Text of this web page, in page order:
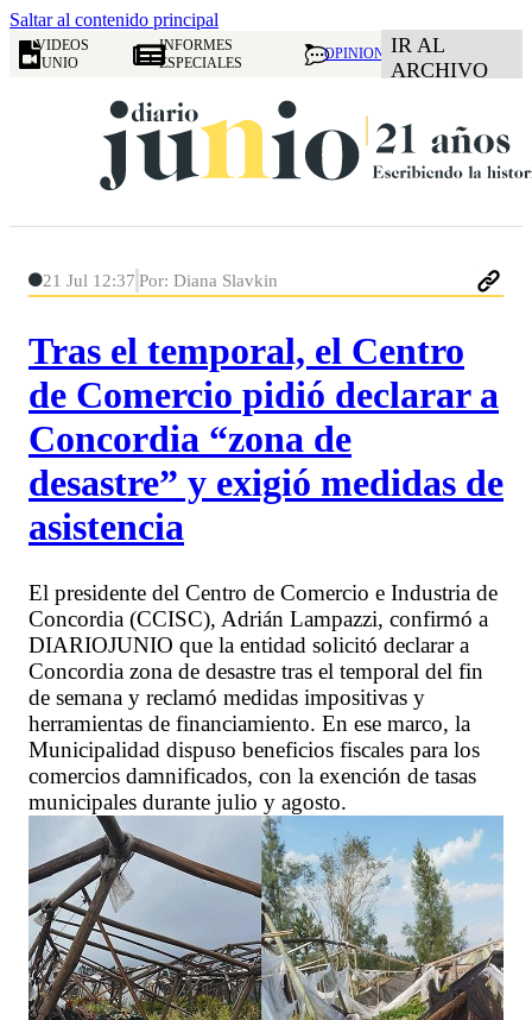
Saltar al contenido principal
VIDEOS
JUNIO
INFORMES
ESPECIALES
OPINION IR AL
ARCHIVO
21 Jul 12:37 Por: Diana Slavkin
Tras el temporal, el Centro
de Comercio pidió declarar a
Concordia “zona de
desastre” y exigió medidas de
asistencia
El presidente del Centro de Comercio e Industria de
Concordia (CCISC), Adrián Lampazzi, confirmó a
DIARIOJUNIO que la entidad solicitó declarar a
Concordia zona de desastre tras el temporal del fin
de semana y reclamó medidas impositivas y
herramientas de financiamiento. En ese marco, la
Municipalidad dispuso beneficios fiscales para los
comercios damnificados, con la exención de tasas
municipales durante julio y agosto.